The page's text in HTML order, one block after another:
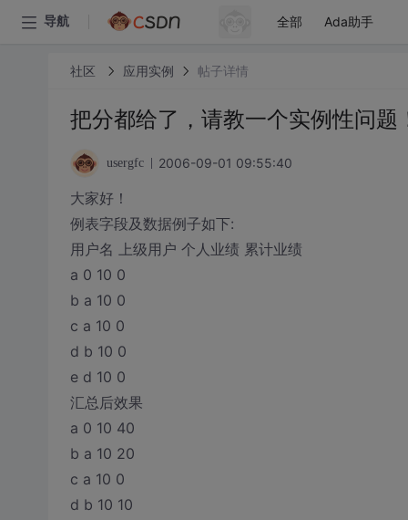
导航 全部 Ada助手
社区 应用实例 帖子详情
把分都给了，请教一个实例性问
usergfc 2006-09-01 09:55:40
大家好！
例表字段及数据例子如下:
用户名 上级用户 个人业绩 累计业绩
a 0 10 0
b a 10 0
c a 10 0
d b 10 0
e d 10 0
汇总后效果
a 0 10 40
b a 10 20
c a 10 0
d b 10 10